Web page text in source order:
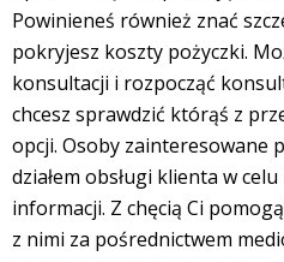
Powinieneś również znać
pokryjesz koszty pożyczki.
konsultacji i rozpocząć
chcesz sprawdzić którąś z
opcji. Osoby zainteresowane
działem obsługi klienta w
informacji. Z chęcią Ci
z nimi za pośrednictwem